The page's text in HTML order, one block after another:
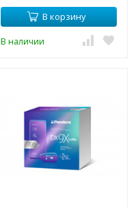
В корзину
В наличии